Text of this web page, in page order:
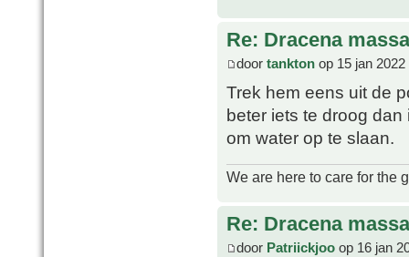
Re: Dracena
door tankton op 15 jan 2022
Trek hem eens uit de
beter iets te droog
om water op te slaan.
We are here to care for the
Re: Dracena
door Patriickjoo op 16 jan